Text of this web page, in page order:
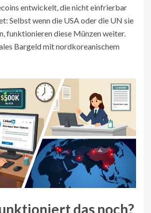
entwickelt, die nicht einfrierbar
Selbst wenn die USA oder die UN sie
funktionieren diese Münzen weiter.
Bargeld mit nordkoreanischem
das noch?